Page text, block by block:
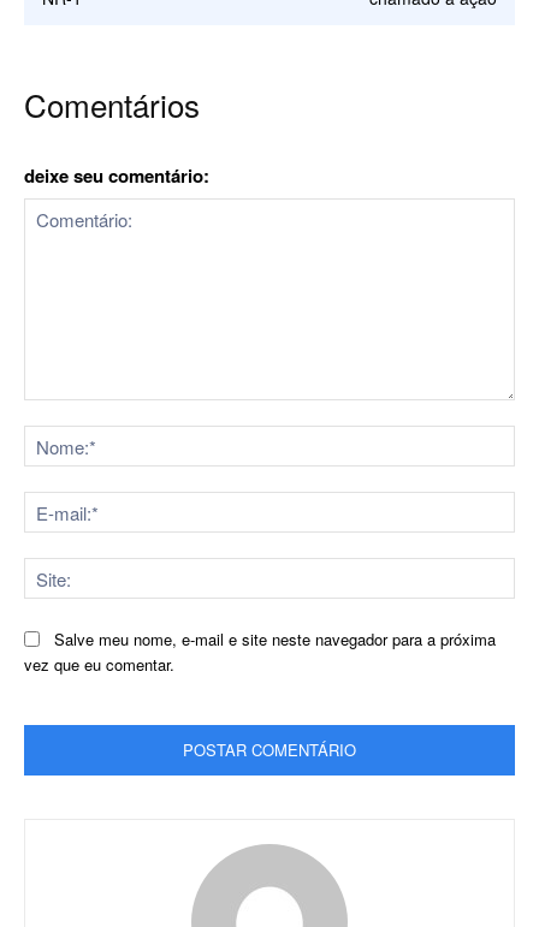
Comentários
deixe seu comentário:
Salve meu nome, e-mail e site neste navegador para a próxima
vez que eu comentar.